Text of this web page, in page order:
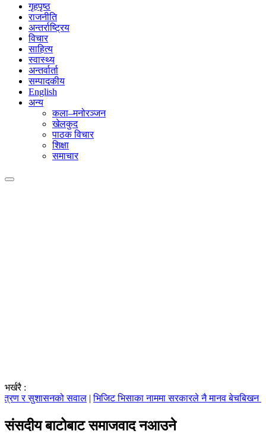
गृहपृष्ठ
राजनीति
अन्तर्राष्ट्रिय
विचार
साहित्य
स्वास्थ्य
अन्तर्वार्ता
सम्पादकीय
English
अन्य
कला–मनोरञ्जन
खेलकुद
पाठक विचार
शिक्षा
समाचार
भर्खरै :
र सुशासनको सवाल|भिजिट भिसाका नाममा सरकारले नै मानव बेचबिखन
संसदीय बाटोबाट समाजवाद नआउने